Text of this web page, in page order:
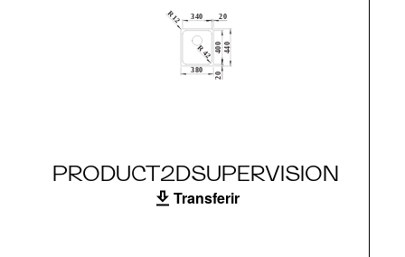
PRODUCT2DSUPERVISION
Transferir